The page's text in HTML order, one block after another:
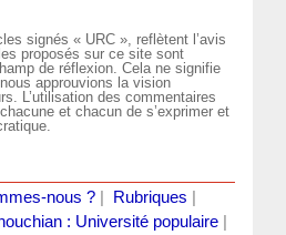
signés « URC », reflètent l’avis
proposés sur ce site sont
de réflexion. Cela ne signifie
approuvions la vision
L’utilisation des commentaires
et chacun de s’exprimer et
nous ?| Rubriques
: Université populaire